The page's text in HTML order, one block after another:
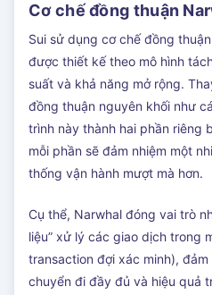
Cơ chế đồng thuận
Sui sử dụng cơ chế đồng thuận
được thiết kế theo mô hình
suất và khả năng mở rộng.
đồng thuận nguyên khối như
trình này thành hai phần riêng
mỗi phần sẽ đảm nhiệm một
thống vận hành mượt mà hơn.
Cụ thể, Narwhal đóng vai trò
liệu” xử lý các giao dịch trong
transaction đợi xác minh),
chuyển đi đầy đủ và hiệu quả